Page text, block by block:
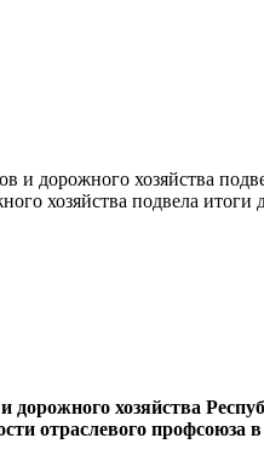
и дорожного хозяйства
хозяйства
от­раслевого профсоюза в